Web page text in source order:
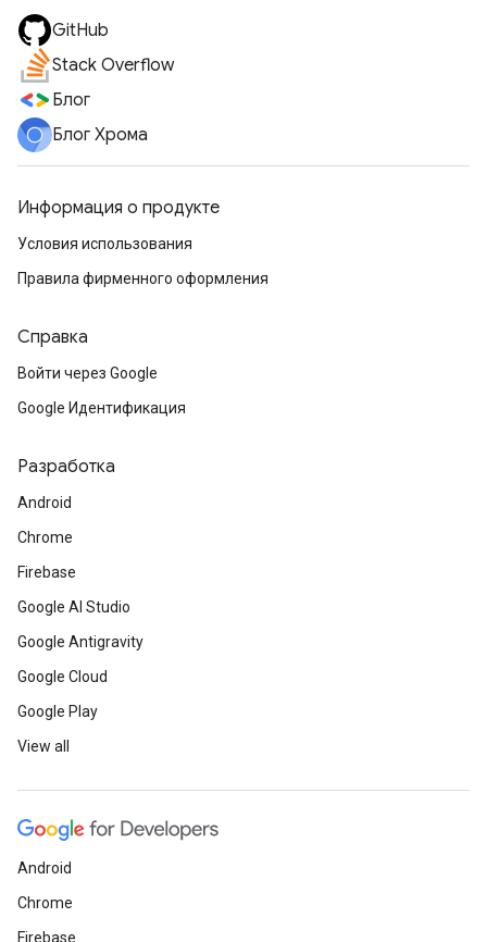
GitHub
Stack Overflow
Блог
Блог Хрома
Информация о продукте
Условия использования
Правила фирменного оформления
Справка
Войти через Google
Google Идентификация
Разработка
Android
Chrome
Firebase
Google AI Studio
Google Antigravity
Google Cloud
Google Play
View all
Android
Chrome
Firebase